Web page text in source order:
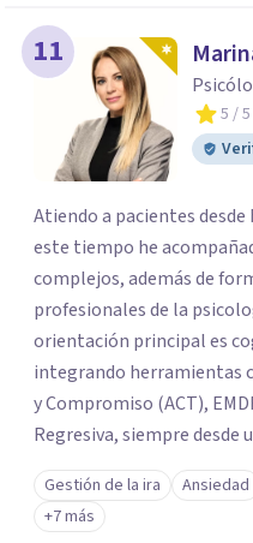
11
5 / 5
Atiendo a pacientes desde
este tiempo he
complejos, además de
profesionales de la
orientación principal es
integrando herramientas
y Compromiso (ACT),
Regresiva, siempre desde
respetuoso y adaptado a
acompaño procesos de
del alma orientados al
Gestión de la ira Ansiedad
+7 más